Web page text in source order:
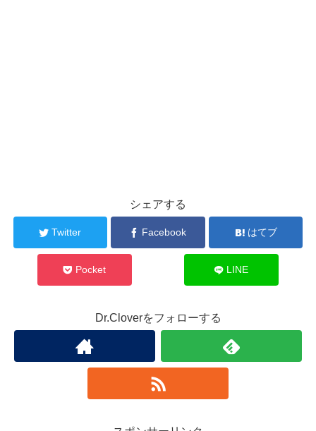
シェアする
Twitter Facebook はてブ
Pocket LINE
Dr.Cloverをフォローする